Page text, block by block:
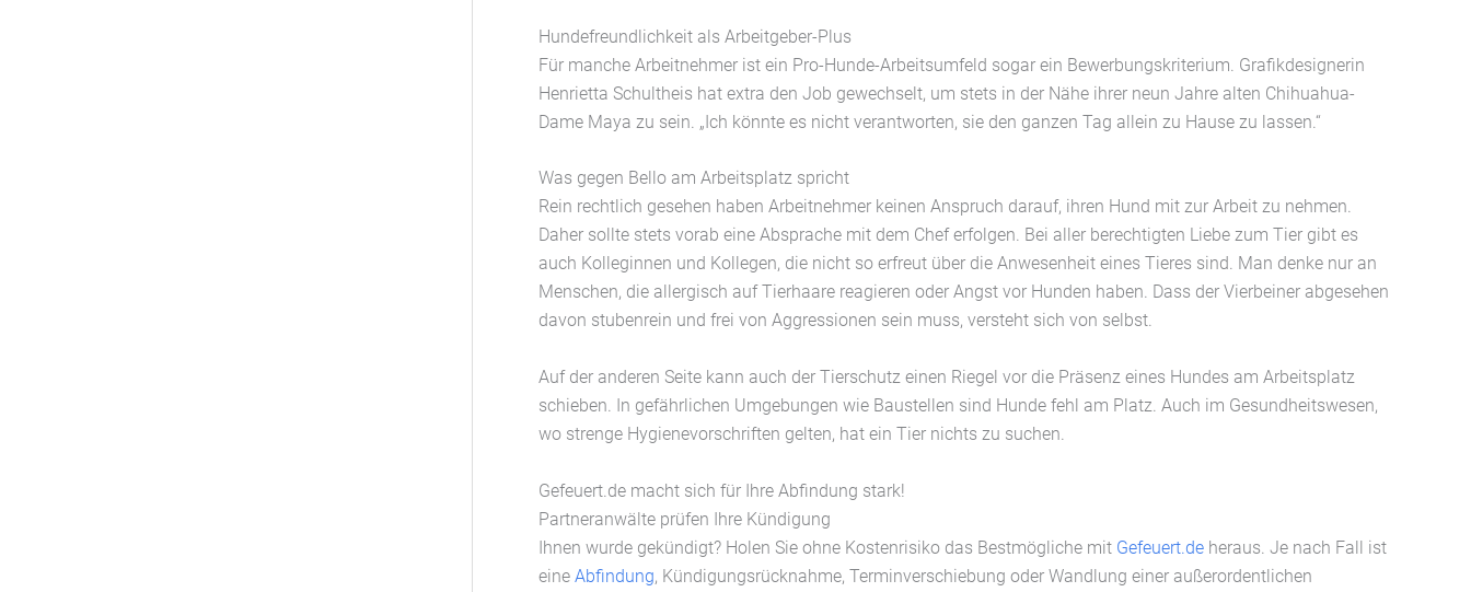
Hundefreundlichkeit als Arbeitgeber-Plus
Für manche Arbeitnehmer ist ein Pro-Hunde-Arbeitsumfeld sogar ein Bewerbungskriterium. Grafikdesignerin
Henrietta Schultheis hat extra den Job gewechselt, um stets in der Nähe ihrer neun Jahre alten Chihuahua-
Dame Maya zu sein. „Ich könnte es nicht verantworten, sie den ganzen Tag allein zu Hause zu lassen.“
Was gegen Bello am Arbeitsplatz spricht
Rein rechtlich gesehen haben Arbeitnehmer keinen Anspruch darauf, ihren Hund mit zur Arbeit zu nehmen.
Daher sollte stets vorab eine Absprache mit dem Chef erfolgen. Bei aller berechtigten Liebe zum Tier gibt es
auch Kolleginnen und Kollegen, die nicht so erfreut über die Anwesenheit eines Tieres sind. Man denke nur an
Menschen, die allergisch auf Tierhaare reagieren oder Angst vor Hunden haben. Dass der Vierbeiner abgesehen
davon stubenrein und frei von Aggressionen sein muss, versteht sich von selbst.
Auf der anderen Seite kann auch der Tierschutz einen Riegel vor die Präsenz eines Hundes am Arbeitsplatz
schieben. In gefährlichen Umgebungen wie Baustellen sind Hunde fehl am Platz. Auch im Gesundheitswesen,
wo strenge Hygienevorschriften gelten, hat ein Tier nichts zu suchen.
Gefeuert.de macht sich für Ihre Abfindung stark!
Partneranwälte prüfen Ihre Kündigung
Ihnen wurde gekündigt? Holen Sie ohne Kostenrisiko das Bestmögliche mit Gefeuert.de heraus. Je nach Fall ist
eine Abfindung, Kündigungsrücknahme, Terminverschiebung oder Wandlung einer außerordentlichen